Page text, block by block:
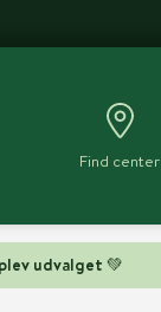
udvalget 💚
Find center